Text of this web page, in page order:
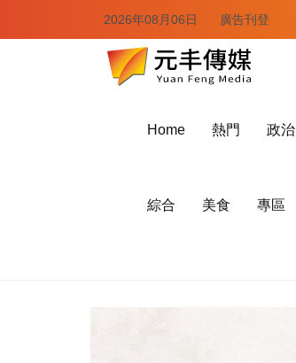
2026年08月06日 廣告刊登
Home 熱門 政治
綜合 美食 專區